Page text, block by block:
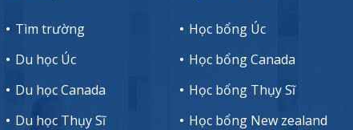
Tìm trường
Du học Úc
Du học Canada
Du học Thụy Sĩ
Học bổng Úc
Học bổng Canada
Học bổng Thụy Sĩ
Học bổng New zealand